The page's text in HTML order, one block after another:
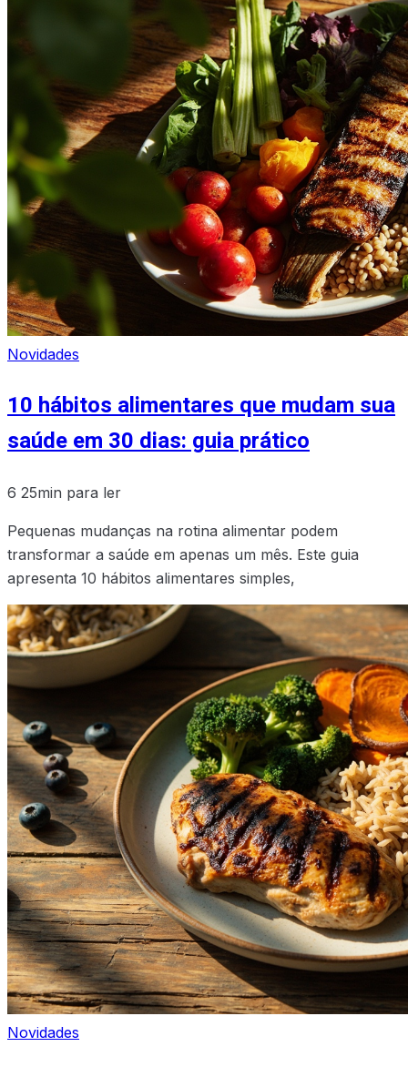
Novidades
10 hábitos alimentares que mudam sua
saúde em 30 dias: guia prático
6 25min para ler
Pequenas mudanças na rotina alimentar podem
transformar a saúde em apenas um mês. Este guia
apresenta 10 hábitos alimentares simples,
Novidades